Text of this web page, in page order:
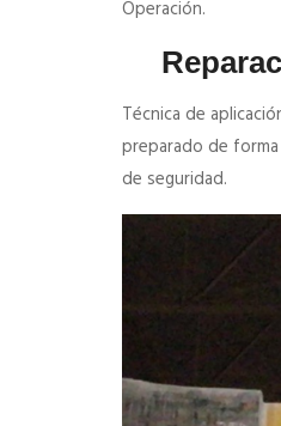
Operación.
Técnica de
preparado de
de seguridad.